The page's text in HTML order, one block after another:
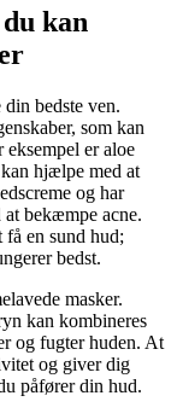
kan
bedste ven.
som kan
er aloe
hjælpe med at
og har
bekæmpe acne.
en sund hud;
bedst.
masker.
kan kombineres
og fugter huden. At
og giver dig
påfører din hud.